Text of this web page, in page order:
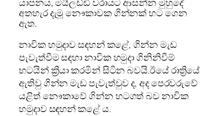
යාපනය, මයිලඩ්ඩි වරායට ආසන්න මුහුදේ
අතහැර දැමූ නෞකාවක ගින්නක් හට ගෙන
ඇත.
නාවික හමුදාව සඳහන් කළේ, ගින්න මැඩ
පැවැත්වීම සඳහා නාවික හමුදා ගිනිනිවීම්
භටයින් ක්‍රියා කරමින් සිටින බවයි.ඊයේ රාත්‍රියේ
ඇතිවු ගින්න මැඩ පැවැත්වුව ද, අද පෙරවරුවේ
යළිත් නෞකාවේ ගින්න හටගත් බව නාවික
හමුදාව සඳහන් කළේ ය.